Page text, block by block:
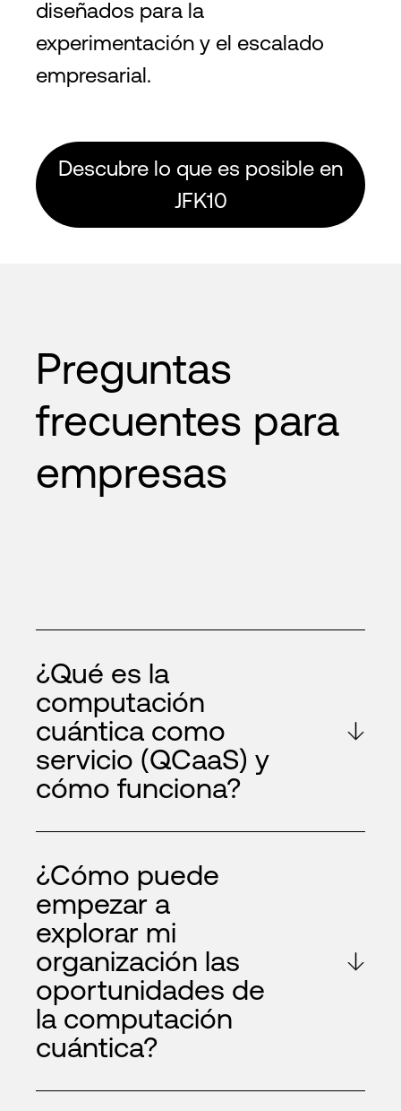
diseñados para la
experimentación y el escalado
empresarial.
Descubre lo que es posible en
JFK10
Preguntas
frecuentes para
empresas
¿Qué es la
computación
cuántica como
servicio (QCaaS) y
cómo funciona?
¿Cómo puede
empezar a
explorar mi
organización las
oportunidades de
la computación
cuántica?